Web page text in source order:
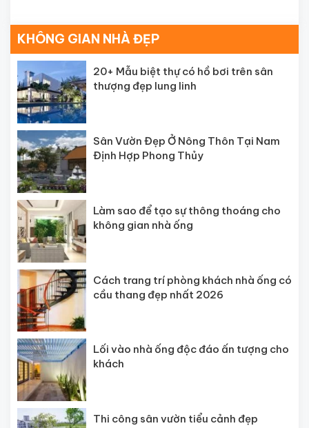
KHÔNG GIAN NHÀ ĐẸP
20+ Mẫu biệt thự có hồ bơi trên sân
thượng đẹp lung linh
Sân Vườn Đẹp Ở Nông Thôn Tại Nam
Định Hợp Phong Thủy
Làm sao để tạo sự thông thoáng cho
không gian nhà ống
Cách trang trí phòng khách nhà ống có
cầu thang đẹp nhất 2026
Lối vào nhà ống độc đáo ấn tượng cho
khách
Thi công sân vườn tiểu cảnh đẹp